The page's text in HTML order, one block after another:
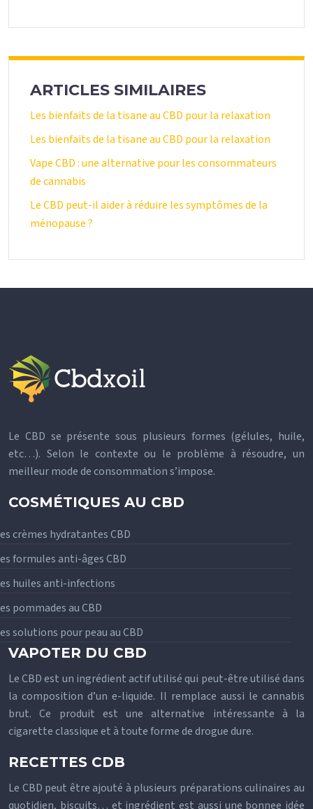
ARTICLES SIMILAIRES
Les bienfaits de la tisane au CBD pour la relaxation
Les bienfaits de la tisane au CBD pour la relaxation
Vape CBD : une alternative pour les consommateurs
de cannabis
Le CBD peut-il aider à réduire les symptômes de la
ménopause ?
Le CBD se présente sous plusieurs formes (gélules, huile,
etc…). Selon le contexte ou le problème à résoudre, un
meilleur mode de consommation s’impose.
COSMÉTIQUES AU CBD
crèmes hydratantes CBD
formules anti-âges CBD
huiles anti-infections
pommades au CBD
solutions pour peau au CBD
VAPOTER DU CBD
Le CBD est un ingrédient actif utilisé qui peut-être utilisé dans
la composition d’un e-liquide. Il remplace aussi le cannabis
brut. Ce produit est une alternative intéressante à la
cigarette classique et à toute forme de drogue dure.
RECETTES CDB
Le CBD peut être ajouté à plusieurs préparations culinaires au
quotidien, biscuits… et ingrédient est aussi une bonnee idée